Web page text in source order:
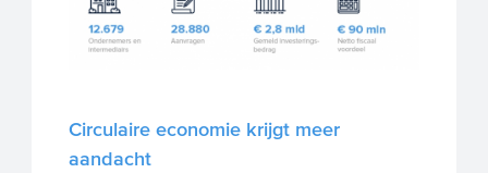
Circulaire economie krijgt meer
aandacht